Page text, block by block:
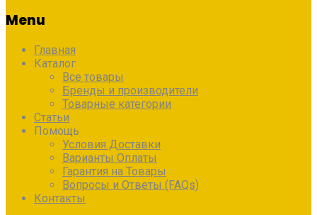
Menu
Главная
Каталог
Все товары
Бренды и производители
Товарные категории
Статьи
Помощь
Условия Доставки
Варианты Оплаты
Гарантия на Товары
Вопросы и Ответы (FAQs)
Контакты